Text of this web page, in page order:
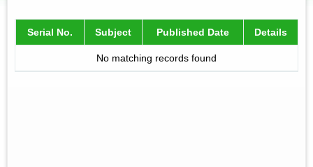
Serial No. Subject Published Date Details
No matching records found